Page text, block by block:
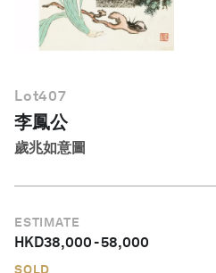
Lot407
李鳳公
歲兆如意圖
ESTIMATE
HKD38,000-58,000
SOLD